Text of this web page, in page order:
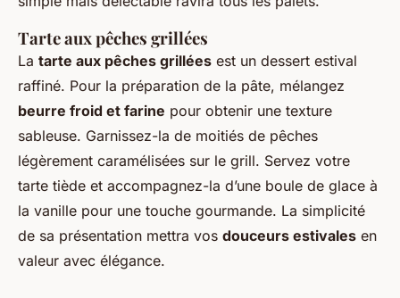
Tarte aux pêches grillées
La tarte aux pêches grillées est un dessert estival
raffiné. Pour la préparation de la pâte, mélangez
beurre froid et farine pour obtenir une texture
sableuse. Garnissez-la de moitiés de pêches
légèrement caramélisées sur le grill. Servez votre
tarte tiède et accompagnez-la d’une boule de glace à
la vanille pour une touche gourmande. La simplicité
de sa présentation mettra vos douceurs estivales en
valeur avec élégance.